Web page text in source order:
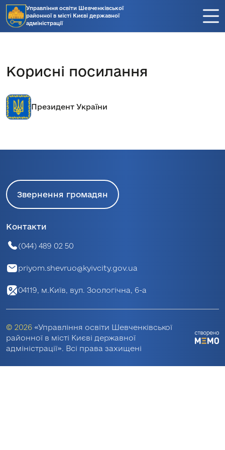
Управління освіти Шевченківської
районної в місті Києві державної
адміністрації
Корисні посилання
Президент України
Звернення громадян
Контакти
(044) 489 02 50
priyom.shevruo@kyivcity.gov.ua
04119, м.Київ, вул. Зоологічна, 6-а
© 2026 «Управління освіти Шевченківської
районної в місті Києві державної
адміністрації». Всі права захищені